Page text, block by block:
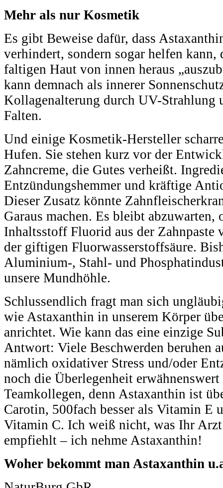
Mehr als nur Kosmetik
Es gibt Beweise dafür, dass
verhindert, sondern sogar helfen kann,
faltigen Haut von innen heraus
kann demnach als innerer
Kollagenalterung durch UV-Strahlung
Falten.
Und einige Kosmetik-Hersteller
Hufen. Sie stehen kurz vor der
Zahncreme, die Gutes verheißt.
Entzündungshemmer und kräftige
Dieser Zusatz könnte
Garaus machen. Es bleibt abzuwarten,
Inhaltsstoff Fluorid aus der Zahnpaste
der giftigen Fluorwasserstoffsäure.
Aluminium-, Stahl- und
unsere Mundhöhle.
Schlussendlich fragt man sich
wie Astaxanthin in unserem Körper
anrichtet. Wie kann das eine einzige
Antwort: Viele Beschwerden beruhen
nämlich oxidativer Stress und/oder
noch die Überlegenheit erwähnenswert
Teamkollegen, denn Astaxanthin ist
Carotin, 500fach besser als Vitamin E
Vitamin C. Ich weiß nicht, was Ihr
empfiehlt ‒ ich nehme Astaxanthin!
Woher bekommt man Astaxanthin